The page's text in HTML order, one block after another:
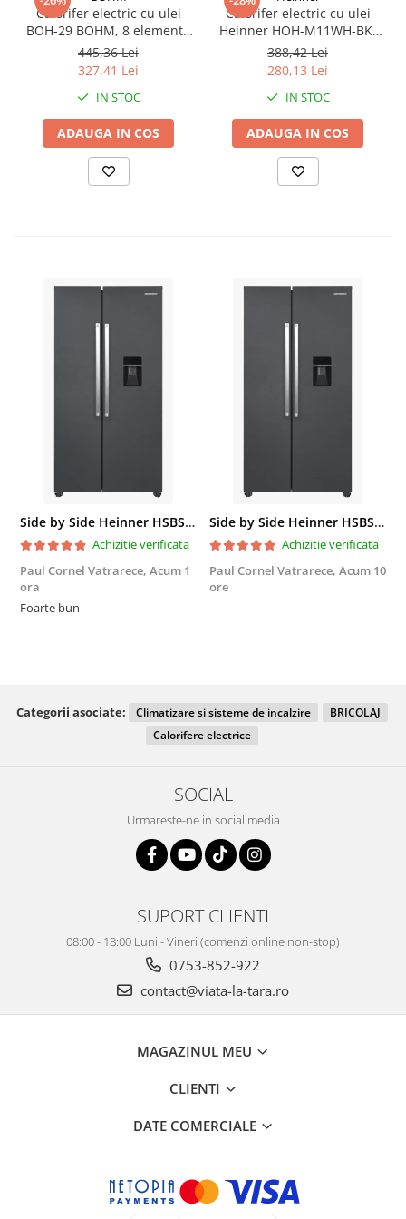
Calorifer electric cu ulei
BOH-29 BÖHM, 8 elementi,
3 trepte de putere
800/1200/2000 W, termostat
445,36 Lei
327,41 Lei
IN STOC
ADAUGA IN COS
Calorifer electric cu ulei
Heinner HOH-M11WH-BK,
11 elementi, 2500 W, 3
setari de temperatura,
Termostat ajustabil,
Protectie supraincalzire,
Alb/Negru
388,42 Lei
280,13 Lei
IN STOC
ADAUGA IN COS
Side by Side Heinner HSBS-HM439NFINVDGWDE++, Total No Frost, Compresor Inverter, Dozator Apa, Display Touch LED, 439 L, Clasa E, Gri Antracit Texturat
Achizitie verificata
Paul Cornel Vatrarece, Acum 1
ora
Foarte bun
Side by Side Heinner HSBS-HM439NFINVDGWDE++, Total No Frost, Compresor Inverter, Dozator Apa, Display Touch LED, 439 L, Clasa E, Gri Antracit Texturat
Achizitie verificata
Paul Cornel Vatrarece, Acum 10
ore
Categorii asociate: Climatizare si sisteme de incalzire
BRICOLAJ
Calorifere electrice
SOCIAL
Urmareste-ne in social media
SUPORT CLIENTI
08:00 - 18:00 Luni - Vineri (comenzi online non-stop)
0753-852-922
contact@viata-la-tara.ro
MAGAZINUL MEU
CLIENTI
DATE COMERCIALE